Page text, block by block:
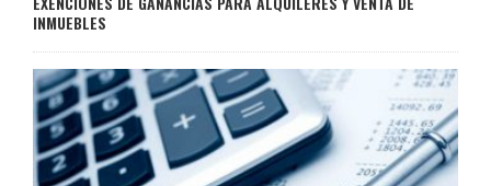
INMUEBLES